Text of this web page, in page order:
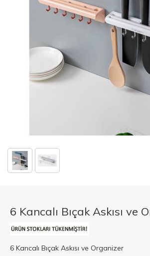
6 Kancalı Bıçak Askısı ve
6 Kancalı Bıçak Askısı ve Organizer